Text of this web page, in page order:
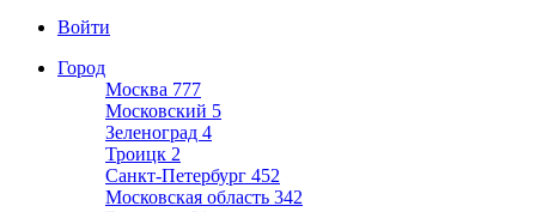
Войти
Город
Москва 777
Московский 5
Зеленоград 4
Троицк 2
Санкт-Петербург 452
Московская область 342